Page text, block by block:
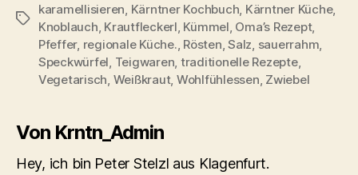
Schlagwörter
karamellisieren, Kärntner Kochbuch, Kärntner Küche,
Knoblauch, Krautfleckerl, Kümmel, Oma’s Rezept,
Pfeffer, regionale Küche., Rösten,Salz, sauerrahm,
Speckwürfel, Teigwaren, traditionelle Rezepte,
Vegetarisch, Weißkraut, Wohlfühlessen, Zwiebel
Von Krntn_Admin
Hey, ich bin Peter Stelzl aus Klagenfurt.